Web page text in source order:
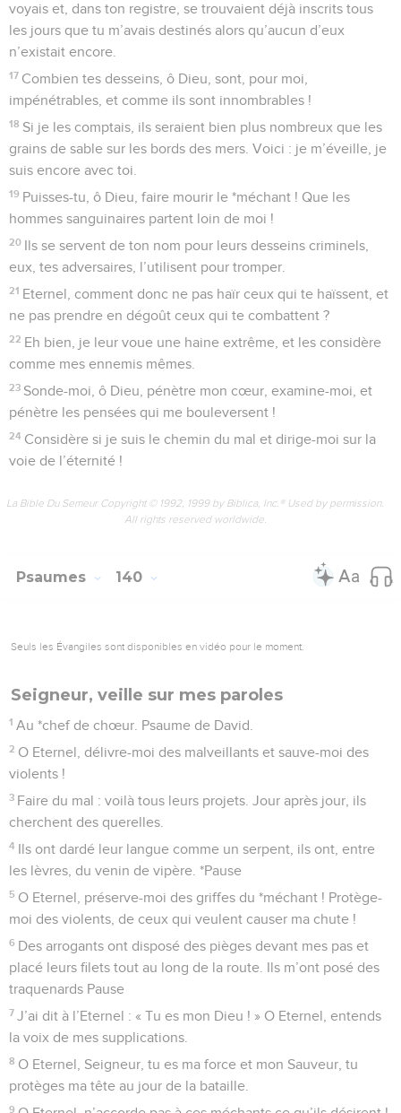
voyais et, dans ton registre, se trouvaient déjà inscrits tous
les jours que tu m’avais destinés alors qu’aucun d’eux
n’existait encore.
17 Combien tes desseins, ô Dieu, sont, pour moi,
impénétrables, et comme ils sont innombrables !
18 Si je les comptais, ils seraient bien plus nombreux que les
grains de sable sur les bords des mers. Voici : je m’éveille, je
suis encore avec toi.
19 Puisses-tu, ô Dieu, faire mourir le *méchant ! Que les
hommes sanguinaires partent loin de moi !
20 Ils se servent de ton nom pour leurs desseins criminels,
eux, tes adversaires, l’utilisent pour tromper.
21 Eternel, comment donc ne pas haïr ceux qui te haïssent, et
ne pas prendre en dégoût ceux qui te combattent ?
22 Eh bien, je leur voue une haine extrême, et les considère
comme mes ennemis mêmes.
23 Sonde-moi, ô Dieu, pénètre mon cœur, examine-moi, et
pénètre les pensées qui me bouleversent !
24 Considère si je suis le chemin du mal et dirige-moi sur la
voie de l’éternité !
La Bible Du Semeur Copyright © 1992, 1999 by Biblica, Inc.® Used by permission.
All rights reserved worldwide.
Psaumes 140
Seuls les Évangiles sont disponibles en vidéo pour le moment.
Seigneur, veille sur mes paroles
1 Au *chef de chœur. Psaume de David.
2 O Eternel, délivre-moi des malveillants et sauve-moi des
violents !
3 Faire du mal : voilà tous leurs projets. Jour après jour, ils
cherchent des querelles.
4 Ils ont dardé leur langue comme un serpent, ils ont, entre
les lèvres, du venin de vipère. *Pause
5 O Eternel, préserve-moi des griffes du *méchant ! Protège-
moi des violents, de ceux qui veulent causer ma chute !
6 Des arrogants ont disposé des pièges devant mes pas et
placé leurs filets tout au long de la route. Ils m’ont posé des
traquenards Pause
7 J’ai dit à l’Eternel : « Tu es mon Dieu ! » O Eternel, entends
la voix de mes supplications.
8 O Eternel, Seigneur, tu es ma force et mon Sauveur, tu
protèges ma tête au jour de la bataille.
9